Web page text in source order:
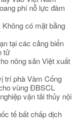
phí nỗ lực đàm
có mặt bằng
tại các cảng biển
tử
nông sản Việt xuất
trí phà Vàm Cống
vùng ĐBSCL
vận tải thủy nội
tế bất chấp dịch